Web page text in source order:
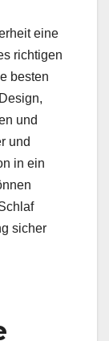
eine
richtigen
besten
und
und
in ein
sicher